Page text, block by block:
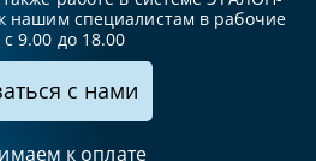
нашим специалистам в рабочие
9.00 до 18.00
с нами
к оплате